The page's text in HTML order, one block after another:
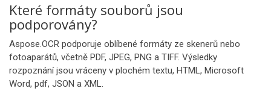
Které formáty souborů jsou
podporovány?
Aspose.OCR podporuje oblíbené formáty ze skenerů nebo
fotoaparátů, včetně PDF, JPEG, PNG a TIFF. Výsledky
rozpoznání jsou vráceny v plochém textu, HTML, Microsoft
Word, pdf, JSON a XML.